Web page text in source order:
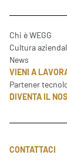
Chi è WEGG
Cultura
News
VIENI A
Partener
DIVENTA IL
CONTATTACI